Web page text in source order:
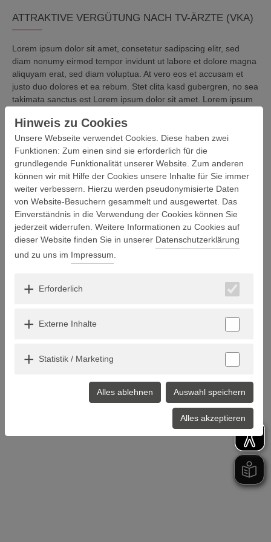
ATTRAKTIVE VERGÜTUNG NACH TV-ÄRZTE (VKA)
Lorem ipsum dolor sit amet, consetetur sadipscing elitr, sed
diam nonumy eirmod tempor invidunt ut labore et dolore magna
aliquyam erat, sed diam voluptua. At vero eos et accusam et
justo duo dolores et ea rebum. Stet clita kasd gubergren, no sea
takimata sanctus est Lorem ipsum dolor sit amet. Lorem ipsum
eirmod tempor invidunt ut labore et dolore magna aliquyam erat,
sed diam voluptua. At vero eos et accusam et justo duo dolores
et ea rebum. Stet clita kasd gubergren, no sea takimata sanctus
est Lorem ipsum dolor sit amet.
Hinweis zu Cookies
Unsere Webseite verwendet Cookies. Diese haben zwei
Funktionen: Zum einen sind sie erforderlich für die
grundlegende Funktionalität unserer Website. Zum anderen
können wir mit Hilfe der Cookies unsere Inhalte für Sie immer
weiter verbessern. Hierzu werden pseudonymisierte Daten
von Website-Besuchern gesammelt und ausgewertet. Das
Einverständnis in die Verwendung der Cookies können Sie
jederzeit widerrufen. Weitere Informationen zu Cookies auf
dieser Website finden Sie in unserer Datenschutzerklärung
und zu uns im Impressum
Erforderlich
Externe Inhalte
Statistik / Marketing
Alles ablehnen Auswahl speichern
Alles akzeptieren